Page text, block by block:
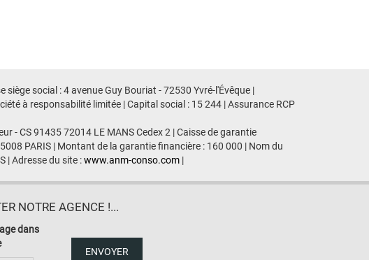
social : 4 avenue Guy Bouriat - 72530 Yvré-l'Évêque |
à responsabilité limitée | Capital social : 15 244 | Assurance RCP
- CS 91435 72014 LE MANS Cedex 2 | Caisse de garantie
PARIS | Montant de la garantie financière : 160 000 | Nom du
| Adresse du site :www.anm-conso.com |
NOTRE AGENCE !...
dans
ENVOYER